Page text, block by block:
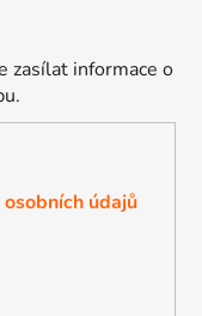
zasílat informace o
údajů